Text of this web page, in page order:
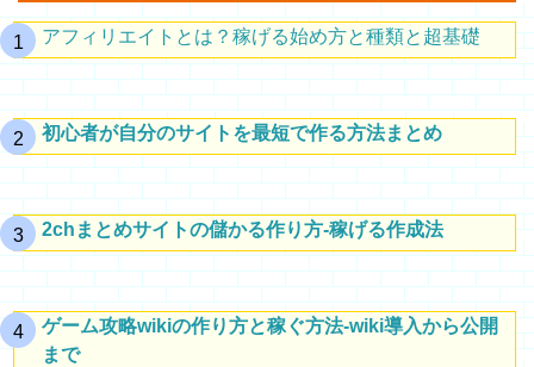
アフィリエイトとは？稼げる始め方と種類と超基礎
初心者が自分のサイトを最短で作る方法まとめ
2chまとめサイトの儲かる作り方-稼げる作成法
ゲーム攻略wikiの作り方と稼ぐ方法-wiki導入から公開
まで